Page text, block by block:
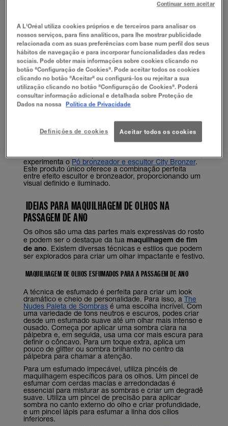
oferece uma variedade de primers que ajudam a
preparar a pele para a maquilhagem, garantindo uma
maior durabilidade e um acabamento impecável.
Experimenta ofit me primer matificantepara minimizar
os poros e criar uma superfície lisa, ou ofit me primer
hidratantepara um efeito luminoso e radiante. Se
quiseres um toque de luminosidade adicional, oInstant
Perfector 4-em-1 Glow Multiusos é perfeito para criar
um acabamento luminoso enquanto corrige as
imperfeições da pele.
Outro produto essencial é o corretor. OInstant Age
Rewind Corretor de Olheirasé perfeito para iluminar a
possam surgir após uma longa noite de celebração.
Para um toque de cor e definição, o
Sunkisser Blush e
Bronzeradiciona um brilho saudável às maçãs do
rosto, tornando o look ainda mais festivo.
experimenta o Pó bronzeador e escultor City Bronzer.
Este produto único oferece a combinação perfeita
entre efeito escultor e bronzeador, proporcionando um
visual definido e iluminado.
IDEIAS PARA MAQUILHAGEM DE OLHOS NA
PASSAGEM DE ANO
Os olhos são uma das partes mais expressivas do rosto
e podem ser o destaque da tua maquilhagem de fim
de ano. Existem diversas técnicas e estilos que podem
ser explorados para criar um olhar impactante e festivo.
MAQUILHAGEM DE OLHOS ESFUMADOS PARA A PASSAGEM DE ANO
A técnica de esfumado é perfeita para criar um look
dramático e cheio de personalidade. Para isso, a The
Nudes Paleta de Sombras é uma escolha incrível. Com
uma variedade de tons neutros e escuros, podes criar
desde um esfumado suave até um olhar mais intenso e
ousado. Começa por aplicar uma sombra clara na
pálpebra e, em seguida, usa uma cor mais escura para
definir o côncavo. Para um toque extra, aplica um
pouco de glitter ou sombra brilhante no centro da
pálpebra para chamar a atenção.
Para um esfumado impecável, utiliza pincéis de
maquilhagem específicos para os olhos. Um pincel de
esfumar com cerdas macias e arredondadas é
essencial para misturar as sombras e criar um degradê
suave. Utiliza um pincel de precisão para aplicar
sombra no canto externo do olho e criar profundidade,
e um pincel lápis para esfumar a linha dos cílios
inferiores.
A L'Oréal utiliza cookies próprios e de terceiros para analisar os
nossos serviços, para fins analíticos, para lhe mostrar publicidade
relacionada com as suas preferências com base num perfil dos seus
hábitos de navegação e para incorporar funcionalidades das redes
sociais. Pode obter mais informações sobre cookies clicando no
botão "Configuração de Cookies". Pode aceitar todos os cookies
clicando no botão "Aceitar" ou configurá-los ou rejeitar a sua
utilização clicando no botão "Configuração de Cookies". Poderá
consultar informação adicional e detalhada sobre Proteção de
Dados na nossa
Política de Privacidade
Definições de cookies Aceitar todos os cookies
Continuar sem aceitar